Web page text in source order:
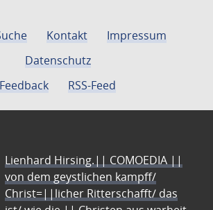
Kontakt
Impressum
Datenschutz
Feedback
RSS-Feed
Lienhard Hirsing.|| COMOEDIA ||
von dem geystlichen kampff/
Christ=||licher Ritterschafft/ das